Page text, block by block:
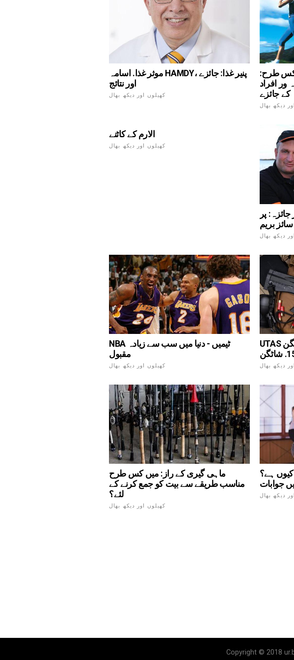
موثر غذا. اسامہ HAMDY، پنیر غذا: جائزے
اور نتائج
کھیلوں اور دیکھ بھال
کس طرح:
افراد
کے جائزے
دیکھ بھال
الارم کے کاٹنے
کھیلوں اور دیکھ بھال
پر
بریم
دیکھ بھال
NBA ٹیمیں - دنیا میں سب سے زیادہ
مقبول
کھیلوں اور دیکھ بھال
UTAS یوٹیایس 15. شاٹگن UTAS یوٹیایس
دیکھ بھال
ماہی گیری کے راز: میں کس طرح
مناسب طریقے سے بیت کو جمع کرنے کے
لئے؟
کھیلوں اور دیکھ بھال
ہے؟
جوابات
دیکھ بھال
Copyright © 2018